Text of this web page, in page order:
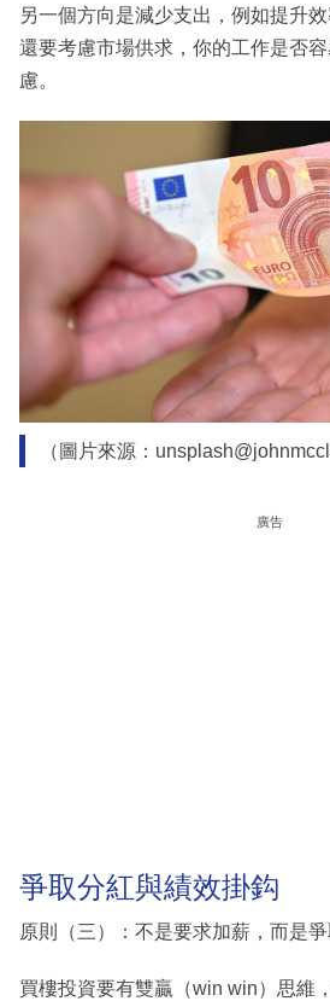
另一個方向是減少支出，例如提升
還要考慮市場供求，你的工作是否
慮。
（圖片來源：
廣告
爭取分紅與績效掛鈎
原則（三）：不是要求加薪，而是爭
買樓投資要有雙贏（win win）思維